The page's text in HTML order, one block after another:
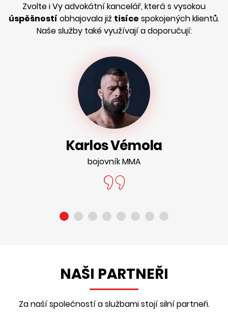
Zvolte i Vy advokátní kancelář, která s vysokou
úspěšností obhajovala již tisíce spokojených klientů.
Naše služby také využívají a doporučují:
Karlos Vémola
bojovník MMA
NAŠI PARTNEŘI
Za naší společností a službami stojí silní partneři.